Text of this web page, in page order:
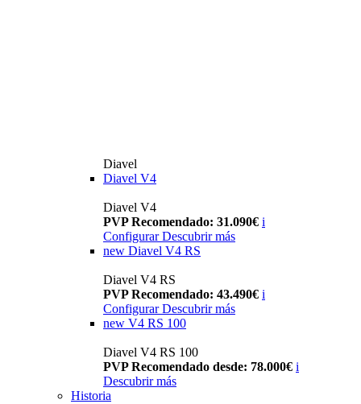
Diavel
Diavel V4
Diavel V4
PVP Recomendado: 31.090€ i
Configurar Descubrir más
new Diavel V4 RS
Diavel V4 RS
PVP Recomendado: 43.490€ i
Configurar Descubrir más
new V4 RS 100
Diavel V4 RS 100
PVP Recomendado desde: 78.000€ i
Descubrir más
Historia